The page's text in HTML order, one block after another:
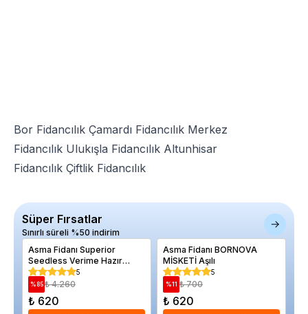
Bor Fidancılık Çamardı Fidancılık Merkez
Fidancılık Ulukışla Fidancılık Altunhisar
Fidancılık Çiftlik Fidancılık
Süper Fırsatlar
Sınırlı süreli %50 indirim
Asma Fidanı Superior
Seedless Verime Hazır
Saksıda
5
% 85 ₺ 4.260
₺ 620
Asma Fidanı BORNOVA
MİSKETİ Aşılı
5
%11 ₺ 700
₺ 620